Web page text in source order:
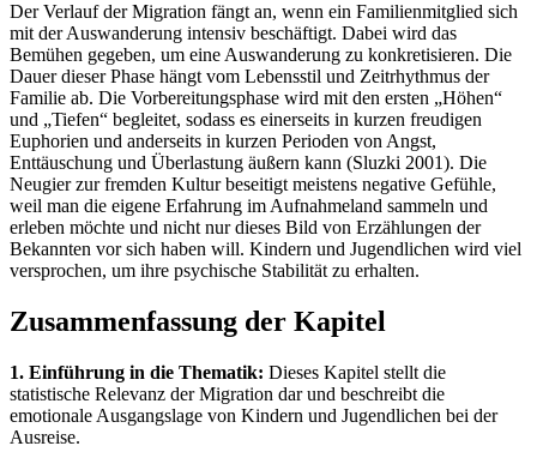
Der Verlauf der Migration fängt an, wenn ein Familienmitglied sich
mit der Auswanderung intensiv beschäftigt. Dabei wird das
Bemühen gegeben, um eine Auswanderung zu konkretisieren. Die
Dauer dieser Phase hängt vom Lebensstil und Zeitrhythmus der
Familie ab. Die Vorbereitungsphase wird mit den ersten „Höhen“
und „Tiefen“ begleitet, sodass es einerseits in kurzen freudigen
Euphorien und anderseits in kurzen Perioden von Angst,
Enttäuschung und Überlastung äußern kann (Sluzki 2001). Die
Neugier zur fremden Kultur beseitigt meistens negative Gefühle,
weil man die eigene Erfahrung im Aufnahmeland sammeln und
erleben möchte und nicht nur dieses Bild von Erzählungen der
Bekannten vor sich haben will. Kindern und Jugendlichen wird viel
versprochen, um ihre psychische Stabilität zu erhalten.
Zusammenfassung der Kapitel
1. Einführung in die Thematik: Dieses Kapitel stellt die
statistische Relevanz der Migration dar und beschreibt die
emotionale Ausgangslage von Kindern und Jugendlichen bei der
Ausreise.